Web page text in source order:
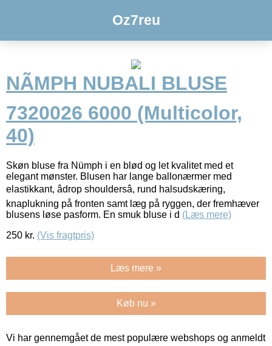
Oz7reu
NÃMPH NUBALI BLUSE
7320026 6000 (Multicolor,
40)
Skøn bluse fra Nümph i en blød og let kvalitet med et
elegant mønster. Blusen har lange ballonærmer med
elastikkant, âdrop shouldersâ, rund halsudskæring,
knaplukning på fronten samt læg på ryggen, der fremhæver
blusens løse pasform. En smuk bluse i d (Læs mere)
250 kr. (Vis fragtpris)
Læs mere »
Køb nu »
Vi har gennemgået de mest populære webshops og anmeldt